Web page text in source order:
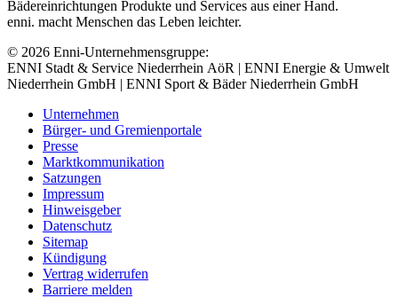
Bädereinrichtungen Produkte und Services aus einer Hand.
enni. macht Menschen das Leben leichter.
© 2026 Enni-Unternehmensgruppe:
ENNI Stadt & Service Niederrhein AöR | ENNI Energie & Umwelt
Niederrhein GmbH | ENNI Sport & Bäder Niederrhein GmbH
Unternehmen
Bürger- und Gremienportale
Presse
Marktkommunikation
Satzungen
Impressum
Hinweisgeber
Datenschutz
Sitemap
Kündigung
Vertrag widerrufen
Barriere melden